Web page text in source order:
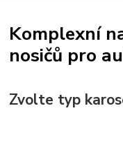
Komplexní
nosičů pro
Zvolte typ